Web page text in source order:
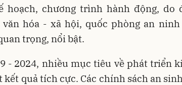
hoạch, chương trình hành động, do
hóa - xã hội, quốc phòng an
trọng, nổi bật.
- 2024, nhiều mục tiêu về phát triển
kết quả tích cực. Các chính sách an